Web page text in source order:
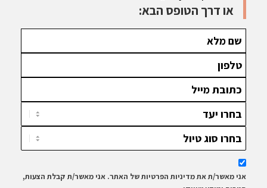
אני מאשר/ת את מדיניות הפרטיות של האתר. אני מאשר/ת קבלת הצעות,
או דרך הטופס הבא: